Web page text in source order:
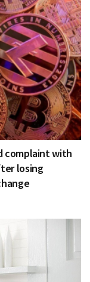
complaint with
losing